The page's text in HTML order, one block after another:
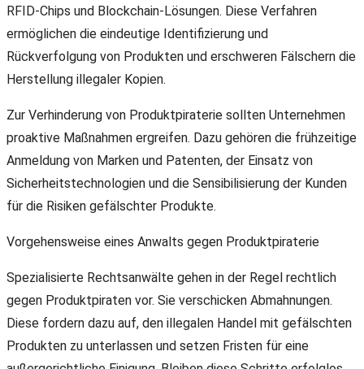
RFID-Chips und Blockchain-Lösungen. Diese Verfahren
ermöglichen die eindeutige Identifizierung und
Rückverfolgung von Produkten und erschweren Fälschern die
Herstellung illegaler Kopien.
Zur Verhinderung von Produktpiraterie sollten Unternehmen
proaktive Maßnahmen ergreifen. Dazu gehören die frühzeitige
Anmeldung von Marken und Patenten, der Einsatz von
Sicherheitstechnologien und die Sensibilisierung der Kunden
für die Risiken gefälschter Produkte.
Vorgehensweise eines Anwalts gegen Produktpiraterie
Spezialisierte Rechtsanwälte gehen in der Regel rechtlich
gegen Produktpiraten vor. Sie verschicken Abmahnungen.
Diese fordern dazu auf, den illegalen Handel mit gefälschten
Produkten zu unterlassen und setzen Fristen für eine